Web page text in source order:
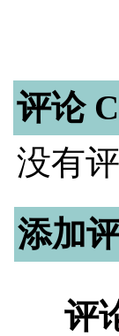
评论
没有
添加
评